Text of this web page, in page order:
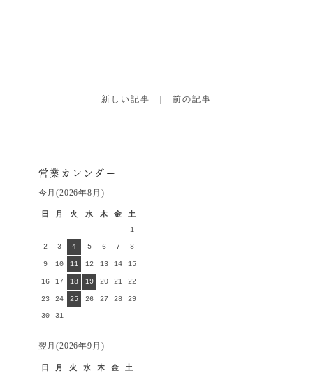
新しい記事 前の記事
営業カレンダー
今月(2026年8月)
日 月 火 水 木 金 土
1
2 3 4 5 6 7 8
9 10 11 12 13 14 15
16 17 18 19 20 21 22
23 24 25 26 27 28 29
30 31
翌月(2026年9月)
日 月 火 水 木 金 土